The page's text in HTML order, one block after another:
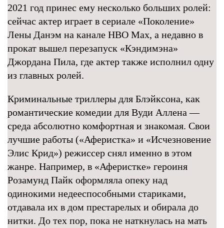
2021 год принес ему несколько больших ролей:
сейчас актер играет в сериале «Поколение»
Лены Данэм на канале HBO Max, а недавно в
прокат вышел перезапуск «Кэндимэна»
Джордана Пила, где актер также исполнил одну
из главных ролей.
Криминальные триллеры для Блэйксона, как
романтические комедии для Вуди Аллена —
среда абсолютно комфортная и знакомая. Свои
лучшие работы («Аферистка» и «Исчезновение
Элис Крид») режиссер снял именно в этом
жанре. Например, в «Аферистке» героиня
Розамунд Пайк оформляла опеку над
одинокими недееспособными стариками,
отдавала их в дом престарелых и обирала до
нитки. До тех пор, пока не наткнулась на мать